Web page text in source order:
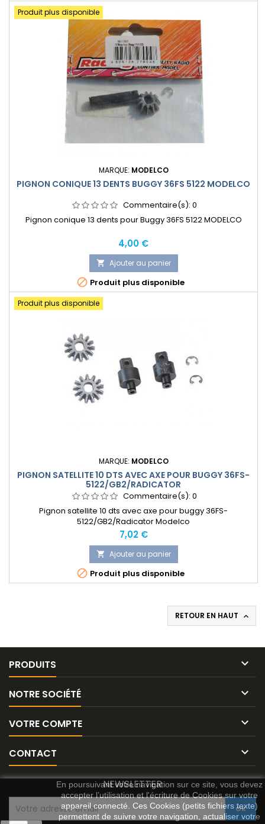
Produit plus disponible
MARQUE: MODELCO
PIGNON CONIQUE 13 DENTS BUGGY 36FS 5122 MODELCO
Commentaire(s): 0
Pignon conique 13 dents pour Buggy 36FS 5122 MODELCO
Prix
4,00 €
 Ajouter au panier
 Produit plus disponible
Produit plus disponible
MARQUE: MODELCO
PIGNON SATELLITE 10 DTS AVEC AXE POUR BUGGY 36FS-
5122/GB2/RADICATOR
Commentaire(s): 0
Pignon satellite 10 dts avec axe pour buggy 36FS-
5122/GB2/Radicator Modelco
Prix
7,02 €
 Ajouter au panier
 Produit plus disponible
RETOUR EN HAUT 
PRODUITS 
NOTRE SOCIÉTÉ 
VOTRE COMPTE 
CONTACT 
En poursuivant votre navigation sur ce site, vous devez
accepter l’utilisation et l'écriture de Cookies sur votre
appareil connecté. Ces Cookies (petits fichiers texte)
permettent de suivre votre navigation, actualiser votre
NEWSLETTER